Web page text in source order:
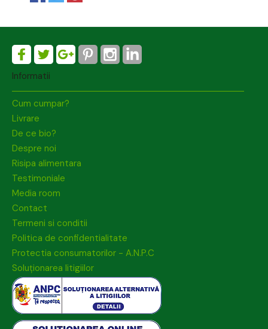
Informatii
Cum cumpar?
Livrare
De ce bio?
Despre noi
Risipa alimentara
Testimoniale
Media room
Contact
Termeni si conditii
Politica de confidentialitate
Protectia consumatorilor - A.N.P.C
Soluționarea litigiilor